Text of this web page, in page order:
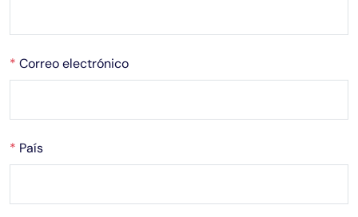
* Correo electrónico
* País